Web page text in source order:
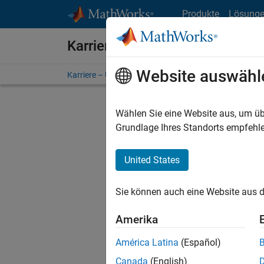
Produkte
Karriere bei MathWorks
Karriere – Übersicht Stellensuche
FILTER:
Stellen
Es
Region
Website
Wählen Sie eine Website aus, um
Grundlage Ihres Standorts
United States
Sie können auch eine Website aus
Amerika
América Latina (Español)
Canada (English)